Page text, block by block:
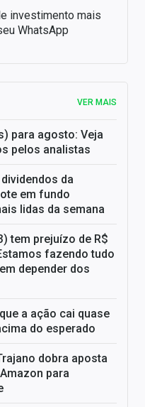
investimento mais
WhatsApp
VER MAIS
para agosto: Veja
pelos analistas
da
em fundo
lidas da semana
tem prejuízo de R$
fazendo tudo
depender dos
a ação cai quase
do esperado
dobra aposta
para